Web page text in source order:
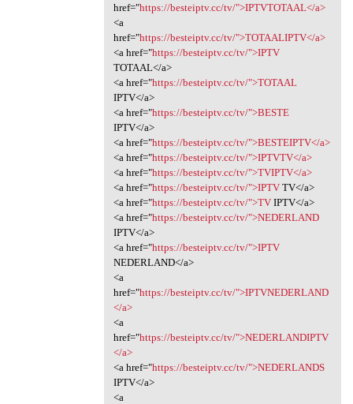
href="https://besteiptv.cc/tv/">IPTVTOTAAL</a>
<a
href="https://besteiptv.cc/tv/">TOTAALIPTV</a>
<a href="https://besteiptv.cc/tv/">IPTV
TOTAAL</a>
<a href="https://besteiptv.cc/tv/">TOTAAL
IPTV</a>
<a href="https://besteiptv.cc/tv/">BESTE
IPTV</a>
<a href="https://besteiptv.cc/tv/">BESTEIPTV</a>
<a href="https://besteiptv.cc/tv/">IPTVTV</a>
<a href="https://besteiptv.cc/tv/">TVIPTV</a>
<a href="https://besteiptv.cc/tv/">IPTVTV</a>
<a href="https://besteiptv.cc/tv/">TVIPTV</a>
<a href="https://besteiptv.cc/tv/">NEDERLAND
IPTV</a>
<a href="https://besteiptv.cc/tv/">IPTV
NEDERLAND</a>
<a
href="https://besteiptv.cc/tv/">IPTVNEDERLAND
</a>
<a
href="https://besteiptv.cc/tv/">NEDERLANDIPTV
</a>
<a href="https://besteiptv.cc/tv/">NEDERLANDS
IPTV</a>
<a